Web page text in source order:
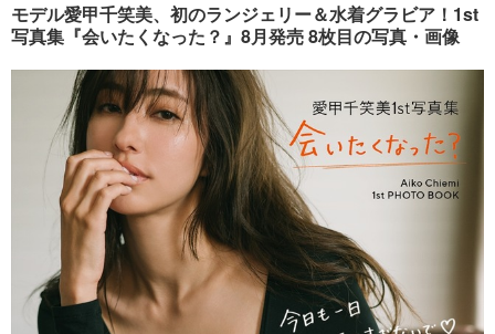
音楽 スポーツ
ショッピング その他
ペット ショッピング
その他
プッシュ通知の停止方法
モデル愛甲千笑美、初のランジェリー＆水着グラビア！1st
写真集『会いたくなった？』8月発売 8枚目の写真・画像